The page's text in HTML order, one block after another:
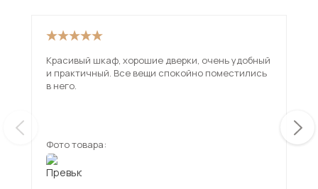
Красивый шкаф, хорошие дверки, очень удобный
и практичный. Все вещи спокойно поместились
в него.
Фото товара: